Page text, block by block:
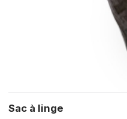
Sac à linge